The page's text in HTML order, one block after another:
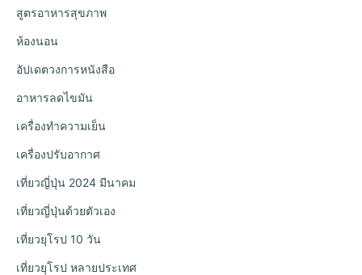
สูตรอาหารสุขภาพ
ห้องนอน
อัปเดตวงการหนังสือ
อาหารลดไขมัน
เครื่องทำความเย็น
เครื่องปรับอากาศ
เที่ยวญี่ปุ่น 2024 มีนาคม
เที่ยวญี่ปุ่นด้วยตัวเอง
เที่ยวยุโรป 10 วัน
เที่ยวยุโรป หลายประเทศ